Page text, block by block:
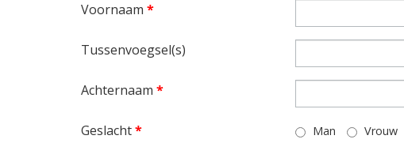
Voornaam *
Tussenvoegsel(s)
Achternaam *
Geslacht* Man Vrouw